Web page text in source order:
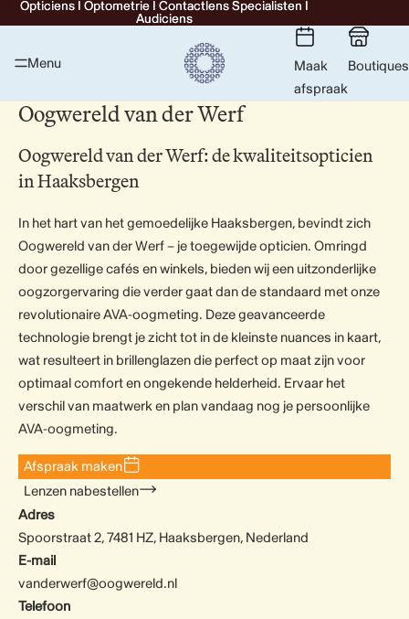
Opticiens I Optometrie I Contactlens Specialisten I
Audiciens
Opticiens I Optometrie I Contactlens Specialisten I
Audiciens
Menu
Maak
afspraak
Boutiques
Oogwereld van der Werf
Oogwereld van der Werf: de kwaliteitsopticien
in Haaksbergen
In het hart van het gemoedelijke Haaksbergen, bevindt zich
Oogwereld van der Werf – je toegewijde opticien. Omringd
door gezellige cafés en winkels, bieden wij een uitzonderlijke
oogzorgervaring die verder gaat dan de standaard met onze
revolutionaire AVA-oogmeting. Deze geavanceerde
technologie brengt je zicht tot in de kleinste nuances in kaart,
wat resulteert in brillenglazen die perfect op maat zijn voor
optimaal comfort en ongekende helderheid. Ervaar het
verschil van maatwerk en plan vandaag nog je persoonlijke
AVA-oogmeting.
Afspraak maken
Lenzen nabestellen
Adres
Spoorstraat 2, 7481 HZ, Haaksbergen, Nederland
E-mail
vanderwerf@oogwereld.nl
Telefoon